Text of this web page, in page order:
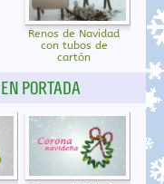
Renos de Navidad
con tubos de
cartón
PORTADA